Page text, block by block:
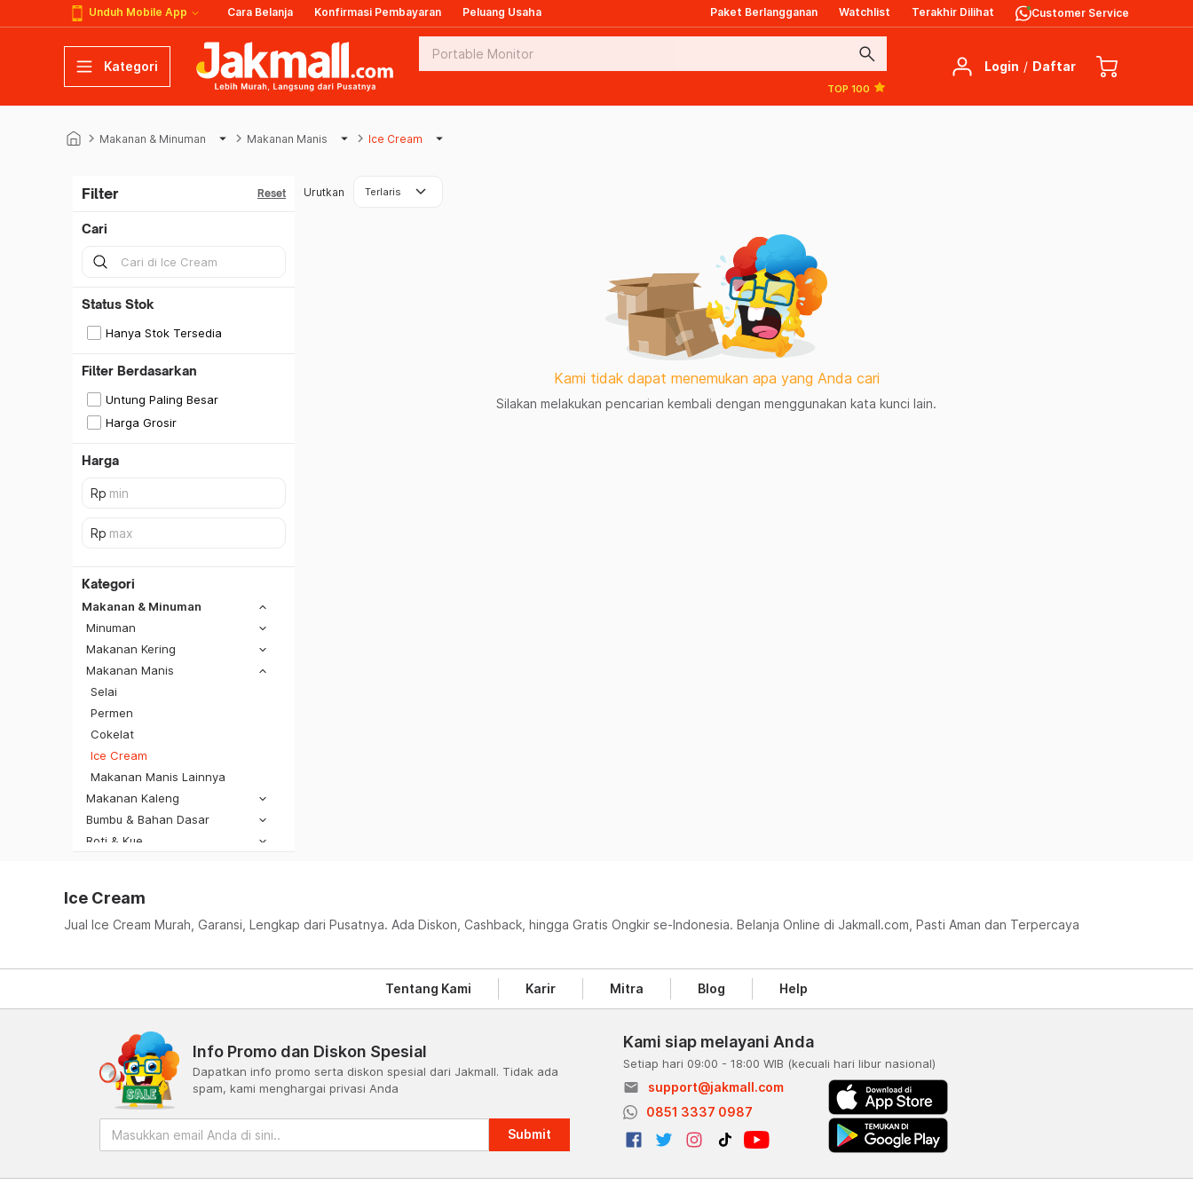
Unduh Mobile App Cara Belanja Konfirmasi Pembayaran Peluang Usaha Paket Berlangganan Watchlist Terakhir Dilihat Customer Service
Kategori search
TOP 100
Login / Daftar
keyboard_arrow_right Makanan & Minuman arrow_drop_down keyboard_arrow_right Makanan Manis arrow_drop_down keyboard_arrow_right Ice Cream arrow_drop_down
Filter Reset
Cari
Status Stok
Hanya Stok Tersedia
Filter Berdasarkan
Untung Paling Besar
Harga Grosir
Harga
Kategori
Makanan & Minuman
Minuman
Makanan Kering
Makanan Manis
Selai
Permen
Cokelat
Ice Cream
Makanan Manis Lainnya
Makanan Kaleng
Bumbu & Bahan Dasar
Roti & Kue
Urutkan Terlaris keyboard_arrow_down
Kami tidak dapat menemukan apa yang Anda cari
Silakan melakukan pencarian kembali dengan menggunakan kata kunci lain.
Ice Cream
Jual Ice Cream Murah, Garansi, Lengkap dari Pusatnya. Ada Diskon, Cashback, hingga Gratis Ongkir se-Indonesia. Belanja Online di Jakmall.com, Pasti Aman dan Terpercaya
Tentang Kami Karir Mitra Blog Help
Info Promo dan Diskon Spesial
Dapatkan info promo serta diskon spesial dari Jakmall. Tidak ada
spam, kami menghargai privasi Anda
Submit
Kami siap melayani Anda
Setiap hari 09:00 - 18:00 WIB (kecuali hari libur nasional)
email
support@jakmall.com
0851 3337 0987